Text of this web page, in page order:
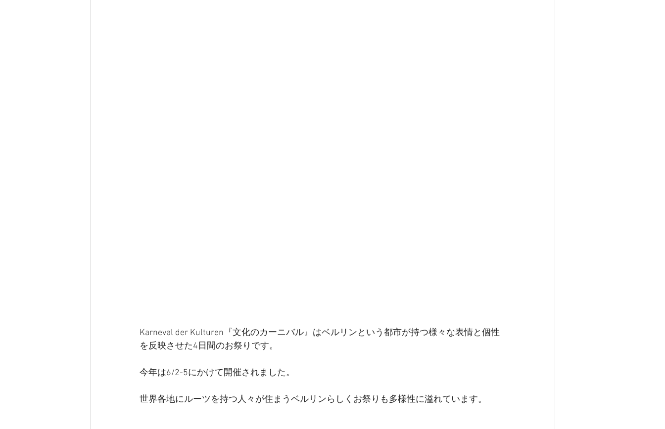
Karneval der Kulturen『文化のカーニバル』はベルリンという都市が持つ様々な表情と個性
を反映させた4日間のお祭りです。
今年は6/2-5にかけて開催されました。
世界各地にルーツを持つ人々が住まうベルリンらしくお祭りも多様性に溢れています。